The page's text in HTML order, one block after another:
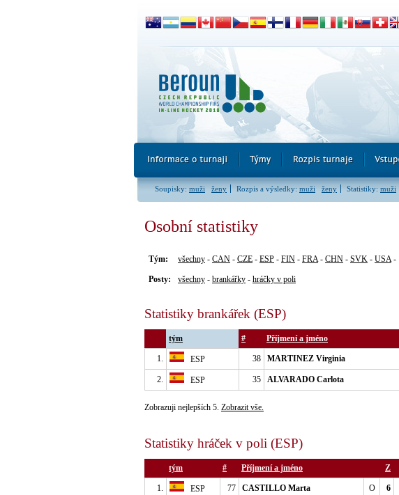
Soupisky: muži ženy Rozpis a výsledky: muži ženy Statistiky: muži
Osobní statistiky
Tým: všechny - CAN - CZE - ESP - FIN - FRA- CHN - SVK - USA-
Posty: všechny - brankářky - hráčky v poli
Statistiky brankářek (ESP)
tým # Příjmení a jméno
1. ESP 38 MARTINEZ Virginia
2. ESP 35 ALVARADO Carlota
Zobrazuji nejlepších 5. Zobrazit vše.
Statistiky hráček v poli (ESP)
tým # Příjmení a jméno Z
1. ESP 77 CASTILLO Marta O 6